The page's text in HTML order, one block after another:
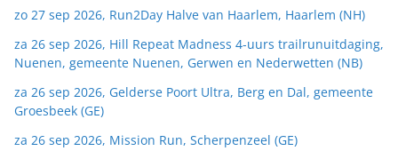
zo 27 sep 2026, Run2Day Halve van Haarlem, Haarlem (NH)
za 26 sep 2026, Hill Repeat Madness 4-uurs trailrunuitdaging,
Nuenen, gemeente Nuenen, Gerwen en Nederwetten (NB)
za 26 sep 2026, Gelderse Poort Ultra, Berg en Dal, gemeente
Groesbeek (GE)
za 26 sep 2026, Mission Run, Scherpenzeel (GE)